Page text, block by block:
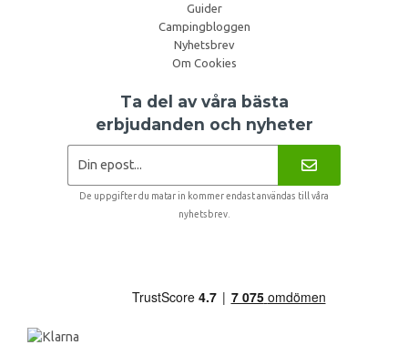
Guider
Campingbloggen
Nyhetsbrev
Om Cookies
Ta del av våra bästa
erbjudanden och nyheter
De uppgifter du matar in kommer endast användas till våra
nyhetsbrev.